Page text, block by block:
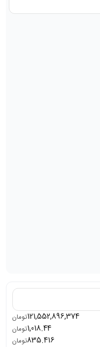
121,552,896,374تومان
1,018.44تومان
835.416تومان